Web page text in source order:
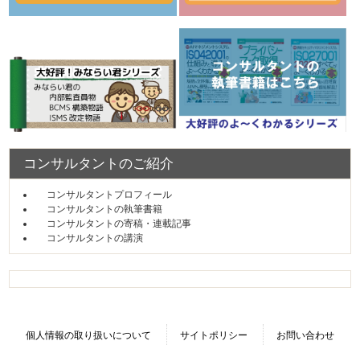
コンサルタントのご紹介
コンサルタントプロフィール
コンサルタントの執筆書籍
コンサルタントの寄稿・連載記事
コンサルタントの講演
個人情報の取り扱いについて サイトポリシー お問い合わせ